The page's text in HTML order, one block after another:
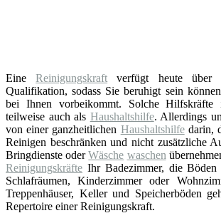
EineReinigungskraft verfügt heute über
Qualifikation, sodass Sie beruhigt sein
bei Ihnen vorbeikommt. Solche Hilfskräfte
teilweise auch als Haushaltshilfe. Allerdings
von einer ganzheitlichen Haushaltshilfedarin,
Reinigen beschränken und nicht zusätzliche
Bringdienste oderWäsche waschen
Reinigungskräfte Ihr Badezimmer, die
Schlafräumen, Kinderzimmer oder
Treppenhäuser, Keller und Speicherböden
Repertoire einer Reinigungskraft.